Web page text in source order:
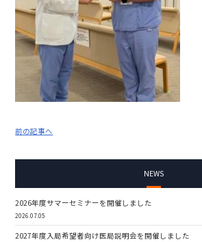
前の記事へ
NEWS
2026年度サマーセミナーを開催しました
2026.07.05
2027年度入局希望者向け医局説明会を開催しました